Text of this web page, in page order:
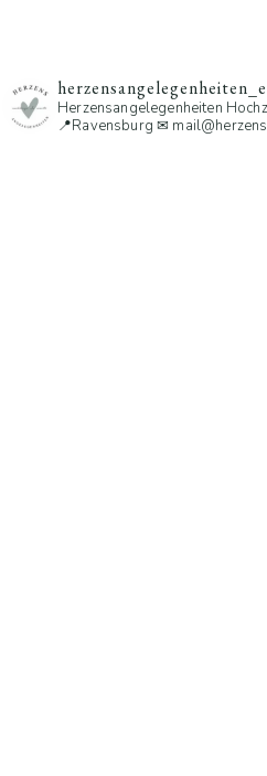
Herzensangelegenheiten
📍Ravensburg ✉